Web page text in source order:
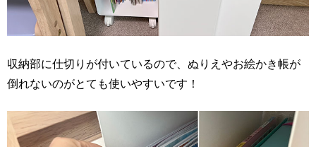
収納部に仕切りが付いているので、ぬりえやお絵かき帳が
倒れないのがとても使いやすいです！